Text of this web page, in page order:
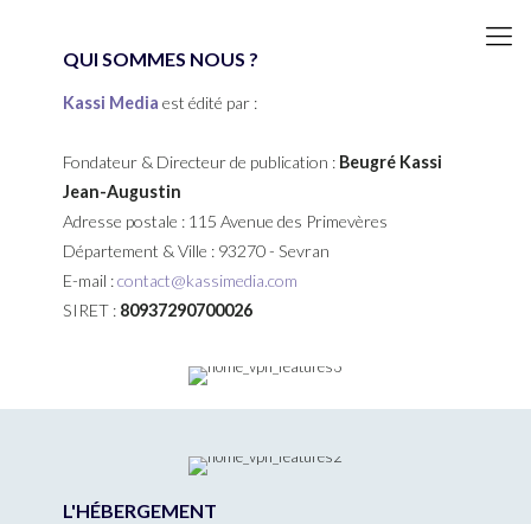
QUI SOMMES NOUS ?
Kassi Media est édité par :
Fondateur & Directeur de publication : Beugré Kassi
Jean-Augustin
Adresse postale : 115 Avenue des Primevères
Département & Ville : 93270 - Sevran
E-mail :contact@kassimedia.com
SIRET : 80937290700026
L'HÉBERGEMENT